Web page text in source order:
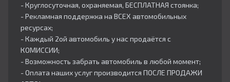
- Круглосуточная, охраняемая, БЕСПЛАТНАЯ стоянка;
- Рекламная поддержка на ВСЕХ автомобильных
ресурсах;
- Каждый 2ой автомобиль у нас продаётся с
КОМИССИИ;
- Возможность забрать автомобиль в любой момент;
- Оплата наших услуг производится ПОСЛЕ ПРОДАЖИ